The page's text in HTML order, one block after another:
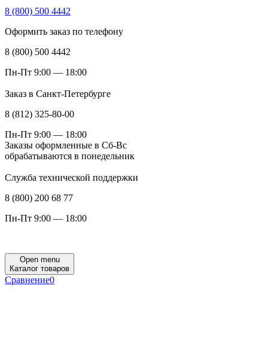
8 (800) 500 4442
Оформить заказ по телефону
8 (800) 500 4442
Пн-Пт 9:00 — 18:00
Заказ в Санкт-Петербурге
8 (812) 325-80-00
Пн-Пт 9:00 — 18:00
Заказы оформленные в Сб-Вс
обрабатываются в понедельник
Служба технической поддержки
8 (800) 200 68 77
Пн-Пт 9:00 — 18:00
Open menu
Каталог товаров
Сравнение0